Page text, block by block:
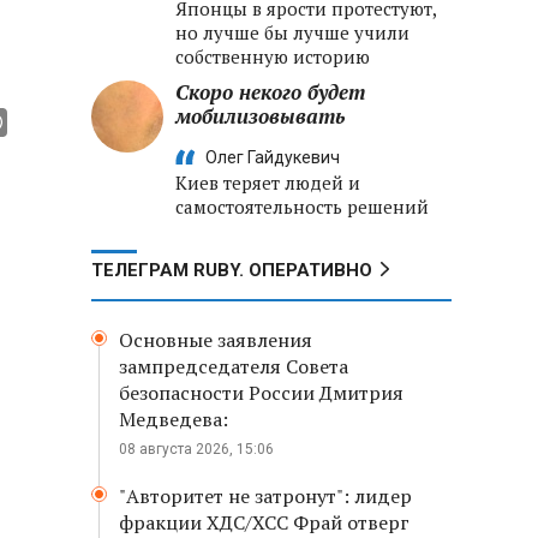
Японцы в ярости протестуют,
но лучше бы лучше учили
собственную историю
Скоро некого будет
мобилизовывать
Олег Гайдукевич
Киев теряет людей и
самостоятельность решений
ТЕЛЕГРАМ RUBY. ОПЕРАТИВНО
Основные заявления
зампредседателя Совета
безопасности России Дмитрия
Медведева:
08 августа 2026, 15:06
"Авторитет не затронут": лидер
фракции ХДС/ХСС Фрай отверг